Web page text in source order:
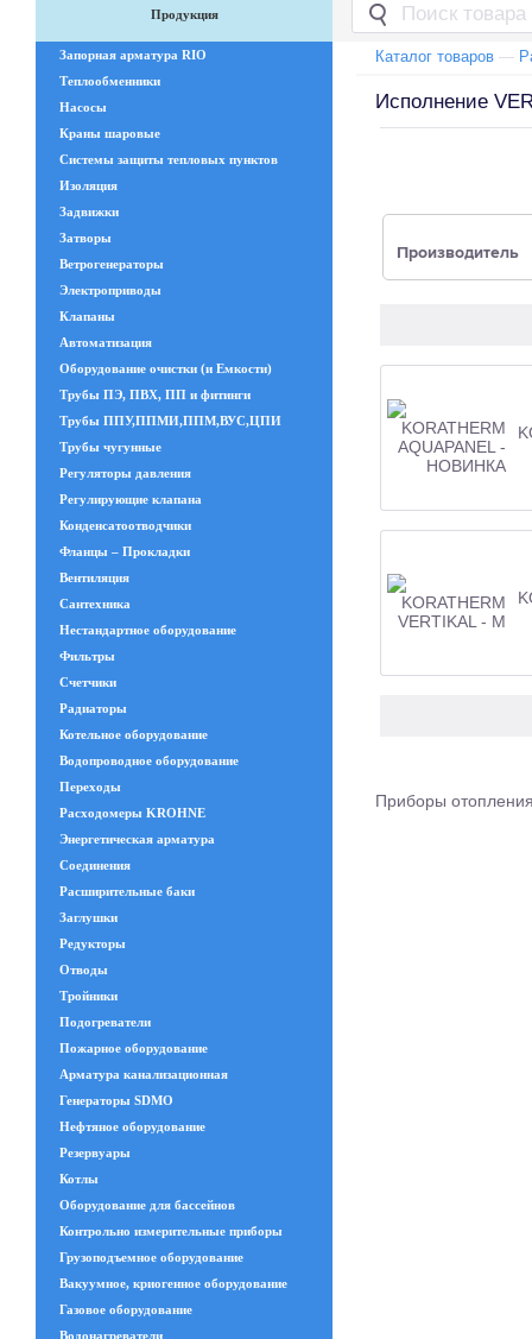
Продукция
Запорная арматура RIO
Теплообменники
Насосы
Краны шаровые
Системы защиты тепловых пунктов
Изоляция
Задвижки
Затворы
Ветрогенераторы
Электроприводы
Клапаны
Автоматизация
Оборудование очистки (и Емкости)
Трубы ПЭ, ПВХ, ПП и фитинги
Трубы ППУ,ППМИ,ППМ,ВУС,ЦПИ
Трубы чугунные
Регуляторы давления
Регулирующие клапана
Конденсатоотводчики
Фланцы – Прокладки
Вентиляция
Сантехника
Нестандартное оборудование
Фильтры
Счетчики
Радиаторы
Котельное оборудование
Водопроводное оборудование
Переходы
Расходомеры KROHNE
Энергетическая арматура
Соединения
Расширительные баки
Заглушки
Редукторы
Отводы
Тройники
Подогреватели
Пожарное оборудование
Арматура канализационная
Генераторы SDMO
Нефтяное оборудование
Резервуары
Котлы
Оборудование для бассейнов
Контрольно измерительные приборы
Грузоподъемное оборудование
Вакуумное, криогенное оборудование
Газовое оборудование
Водонагреватели
Каталог товаров —
Исполнение
Производитель
Приборы